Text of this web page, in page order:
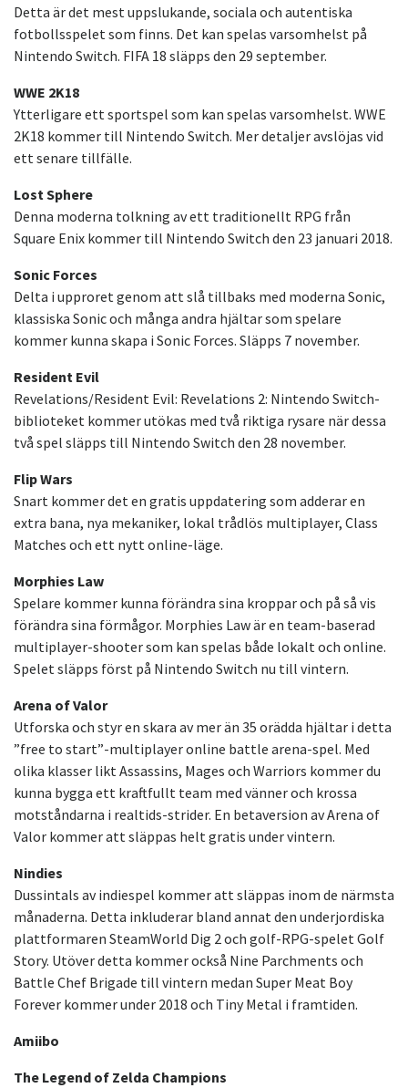
Detta är det mest uppslukande, sociala och autentiska
fotbollsspelet som finns. Det kan spelas varsomhelst på
Nintendo Switch. FIFA 18 släpps den 29 september.
WWE 2K18
Ytterligare ett sportspel som kan spelas varsomhelst. WWE
2K18 kommer till Nintendo Switch. Mer detaljer avslöjas vid
ett senare tillfälle.
Lost Sphere
Denna moderna tolkning av ett traditionellt RPG från
Square Enix kommer till Nintendo Switch den 23 januari 2018.
Sonic Forces
Delta i upproret genom att slå tillbaks med moderna Sonic,
klassiska Sonic och många andra hjältar som spelare
kommer kunna skapa i Sonic Forces. Släpps 7 november.
Resident Evil
Revelations/Resident Evil: Revelations 2: Nintendo Switch-
biblioteket kommer utökas med två riktiga rysare när dessa
två spel släpps till Nintendo Switch den 28 november.
Flip Wars
Snart kommer det en gratis uppdatering som adderar en
extra bana, nya mekaniker, lokal trådlös multiplayer, Class
Matches och ett nytt online-läge.
Morphies Law
Spelare kommer kunna förändra sina kroppar och på så vis
förändra sina förmågor. Morphies Law är en team-baserad
multiplayer-shooter som kan spelas både lokalt och online.
Spelet släpps först på Nintendo Switch nu till vintern.
Arena of Valor
Utforska och styr en skara av mer än 35 orädda hjältar i detta
”free to start”-multiplayer online battle arena-spel. Med
olika klasser likt Assassins, Mages och Warriors kommer du
kunna bygga ett kraftfullt team med vänner och krossa
motståndarna i realtids-strider. En betaversion av Arena of
Valor kommer att släppas helt gratis under vintern.
Nindies
Dussintals av indiespel kommer att släppas inom de närmsta
månaderna. Detta inkluderar bland annat den underjordiska
plattformaren SteamWorld Dig 2 och golf-RPG-spelet Golf
Story. Utöver detta kommer också Nine Parchments och
Battle Chef Brigade till vintern medan Super Meat Boy
Forever kommer under 2018 och Tiny Metal i framtiden.
Amiibo
The Legend of Zelda Champions